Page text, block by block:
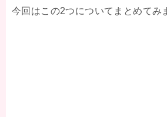
今回はこの2つについてまとめてみ